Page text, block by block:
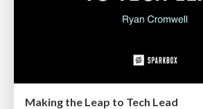
Making the Leap to Tech Lead